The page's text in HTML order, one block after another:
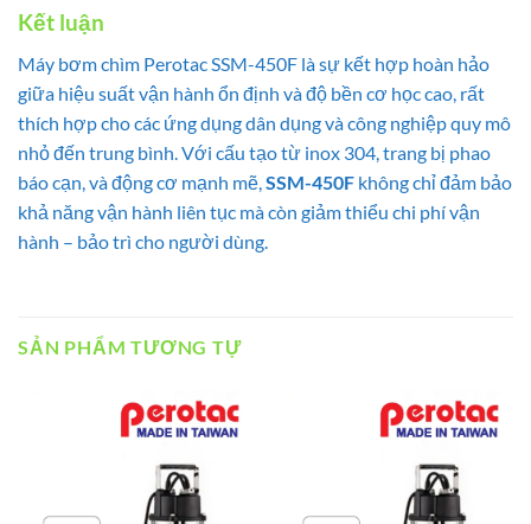
Kết luận
Máy bơm chìm Perotac SSM-450F là sự kết hợp hoàn hảo
giữa hiệu suất vận hành ổn định và độ bền cơ học cao, rất
thích hợp cho các ứng dụng dân dụng và công nghiệp quy mô
nhỏ đến trung bình. Với cấu tạo từ inox 304, trang bị phao
báo cạn, và động cơ mạnh mẽ, SSM-450F không chỉ đảm bảo
khả năng vận hành liên tục mà còn giảm thiểu chi phí vận
hành – bảo trì cho người dùng.
SẢN PHẨM TƯƠNG TỰ